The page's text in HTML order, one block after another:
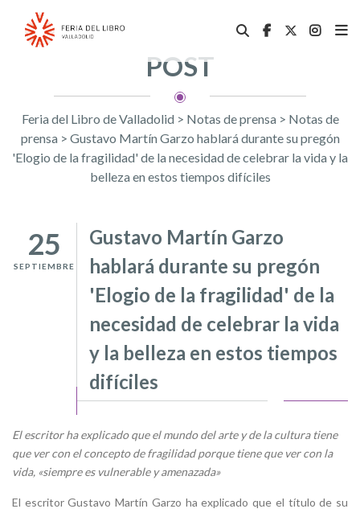
POST
Feria del Libro de Valladolid > Notas de prensa > Notas de
prensa > Gustavo Martín Garzo hablará durante su pregón
'Elogio de la fragilidad' de la necesidad de celebrar la vida y la
belleza en estos tiempos difíciles
25
SEPTIEMBRE
Gustavo Martín Garzo
hablará durante su pregón
'Elogio de la fragilidad' de la
necesidad de celebrar la vida
y la belleza en estos tiempos
difíciles
El escritor ha explicado que el mundo del arte y de la cultura tiene
que ver con el concepto de fragilidad porque tiene que ver con la
vida, «siempre es vulnerable y amenazada»
El escritor Gustavo Martín Garzo ha explicado que el título de su